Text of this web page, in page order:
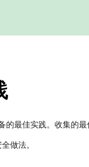
最佳实践。收集的最
做法。